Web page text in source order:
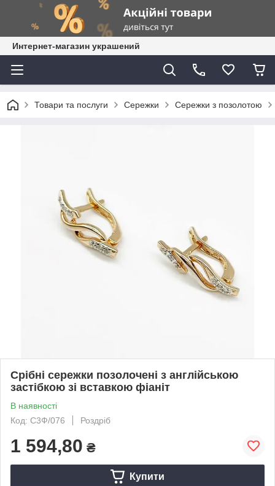
Интернет-магазин украшений
Товари та послуги Сережки Сережки з позолотою
Срібні сережки позолочені з англійською
застібкою зі вставкою фіаніт
В наявності
Код: С3Ф/076
Роздріб
1 594,80 ₴
Купити